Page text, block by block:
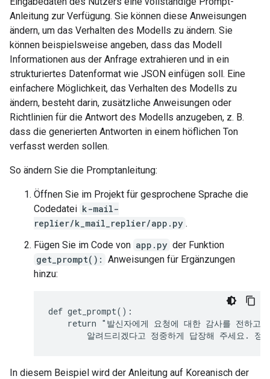
Anleitung zur Verfügung. Sie können diese Anweisungen
ändern, um das Verhalten des Modells zu ändern. Sie
können beispielsweise angeben, dass das Modell
Informationen aus der Anfrage extrahieren und in ein
strukturiertes Datenformat wie JSON einfügen soll. Eine
einfachere Möglichkeit, das Verhalten des Modells zu
ändern, besteht darin, zusätzliche Anweisungen oder
Richtlinien für die Antwort des Modells anzugeben, z. B.
dass die generierten Antworten in einem höflichen Ton
verfasst werden sollen.
So ändern Sie die Promptanleitung:
Öffnen Sie im Projekt für gesprochene Sprache die
Codedatei k-mail-
replier/k_mail_replier/app.py .
Fügen Sie im Code von app.py der Funktion
get_prompt(): Anweisungen für Ergänzungen
hinzu:
def get_prompt():
return "발신자에게 요청에 대한 감사를 전하고,
In diesem Beispiel wird der Anleitung auf Koreanisch der